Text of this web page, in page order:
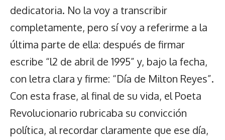
dedicatoria. No la voy a transcribir
completamente, pero sí voy a referirme a la
última parte de ella: después de firmar
escribe “l2 de abril de 1995” y, bajo la fecha,
con letra clara y firme: “Día de Milton Reyes”.
Con esta frase, al final de su vida, el Poeta
Revolucionario rubricaba su convicción
política, al recordar claramente que ese día,